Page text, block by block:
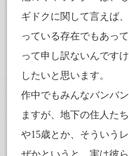
ギドクに関して言えば
っている存在でもあっ
って申し訳ないんです
したいと思います。
作中でもみんなバンバ
ますが、地下の住人た
や15歳とか、そういう